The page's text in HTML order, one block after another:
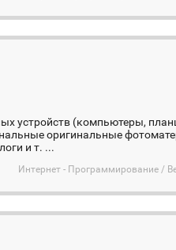
устройств (компьютеры,
оригинальные
и т. ...
Интернет - Программирование /